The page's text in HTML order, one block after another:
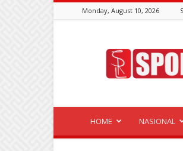
Monday, August 10, 2026
HOME NASIONAL